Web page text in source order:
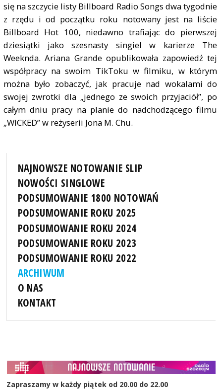
się na szczycie listy Billboard Radio Songs dwa tygodnie
z rzędu i od początku roku notowany jest na liście
Billboard Hot 100, niedawno trafiając do pierwszej
dziesiątki jako szesnasty singiel w karierze The
Weeknda. Ariana Grande opublikowała zapowiedź tej
współpracy na swoim TikToku w filmiku, w którym
można było zobaczyć, jak pracuje nad wokalami do
swojej zwrotki dla „jednego ze swoich przyjaciół”, po
całym dniu pracy na planie do nadchodzącego filmu
„WICKED” w reżyserii Jona M. Chu.
NAJNOWSZE NOTOWANIE SLIP
NOWOŚCI SINGLOWE
PODSUMOWANIE 1800 NOTOWAŃ
PODSUMOWANIE ROKU 2025
PODSUMOWANIE ROKU 2024
PODSUMOWANIE ROKU 2023
PODSUMOWANIE ROKU 2022
ARCHIWUM
O NAS
KONTAKT
Zapraszamy w każdy piątek od 20.00 do 22.00